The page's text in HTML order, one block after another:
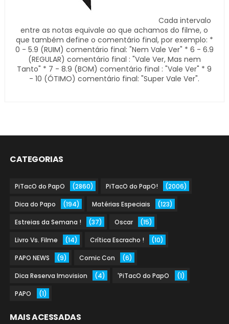
Cada intervalo
entre as notas equivale ao que achamos do filme, o
que também define o comentário final, por exemplo: *
0 - 5.9 (RUIM) comentário final: "Nem Vale Ver" * 6 - 6.9
(REGULAR) comentário final : "Vale Ver, Mas nem
Tanto" * 7 - 8.9 (BOM) comentário final : "Vale Ver" * 9
- 10 (ÓTIMO) comentário final: "Super Vale Ver".
CATEGORIAS
PiTacO do PapO (2860) PiTacO do PapO! (2006)
Dica do Papo (194) Matérias Especiais (123)
Estreias da Semana ! (37) Oscar (15)
Livro Vs. Filme (14) Crítica Escracho ! (10)
PAPO NEWS (9) Comic Con (6)
Dica Reserva Imovision (4) 'PiTacO do PapO (1)
PAPO (1)
MAIS ACESSADAS